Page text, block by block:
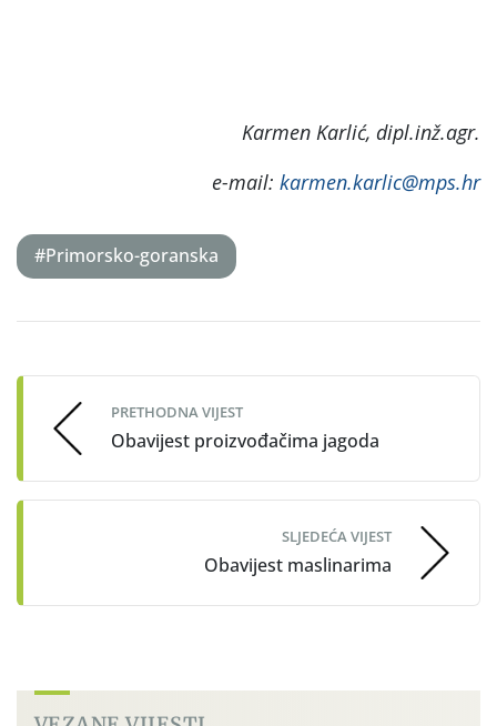
Karmen Karlić, dipl.inž.agr.
e-mail: karmen.karlic@mps.hr
#Primorsko-goranska
navigation
PRETHODNA VIJEST
Obavijest proizvođačima jagoda
SLJEDEĆA VIJEST
Obavijest maslinarima